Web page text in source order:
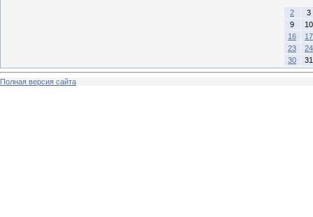
2
3
9
10
16
17
23
24
30
31
Полная версия сайта